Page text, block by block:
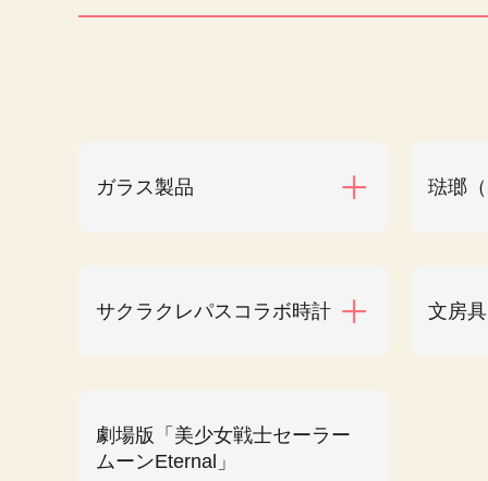
ガラス製品 琺瑯
サクラクレパスコラボ時計 文房
劇場版「美少女戦士セーラー
ムーンEternal」